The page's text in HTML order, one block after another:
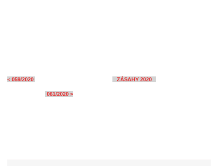
< 059/2020 ZÁSAHY 2020
061/2020 >